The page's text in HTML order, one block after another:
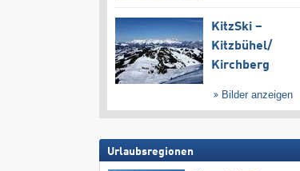
KitzSki –
Kitzbühel/​
Kirchberg
Bilder anzeigen
Urlaubsregionen